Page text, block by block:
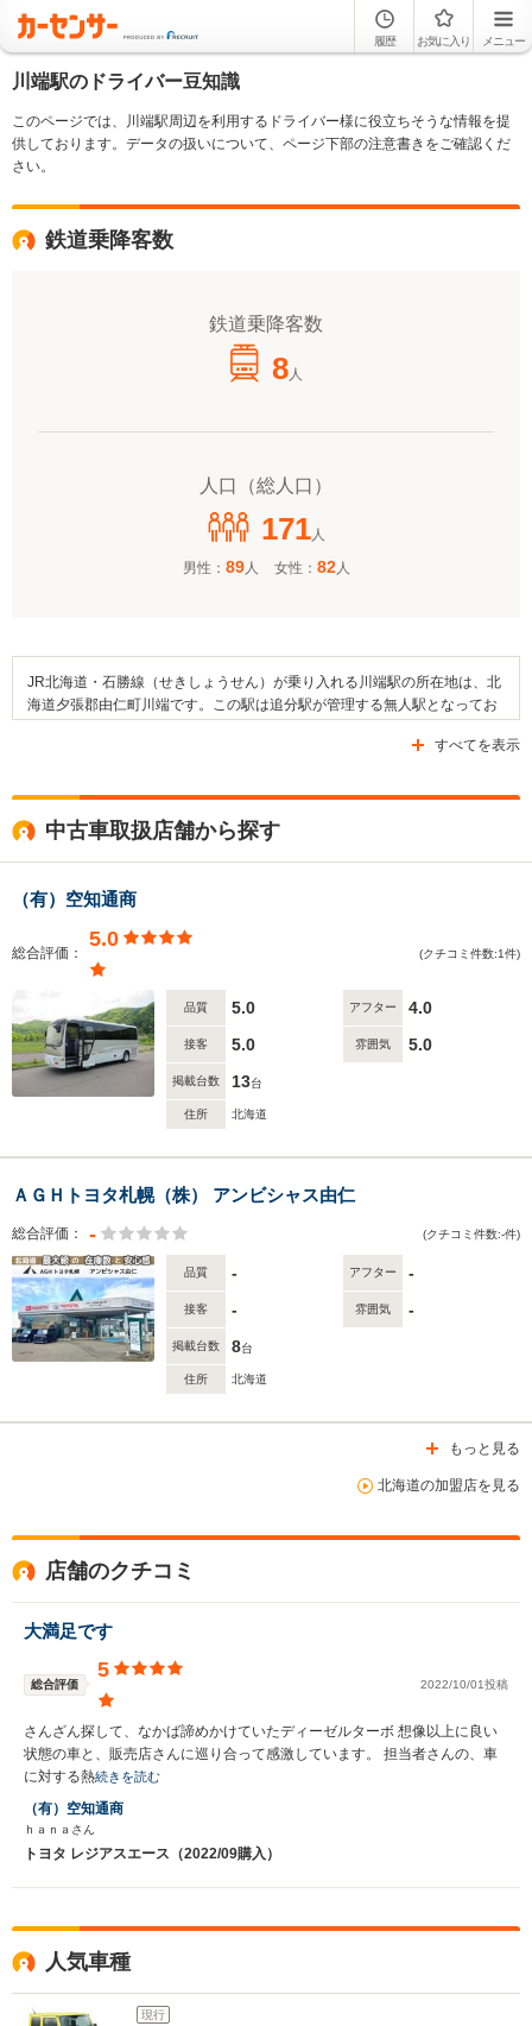
履歴 お気に入り メニュー
川端駅のドライバー豆知識
このページでは、川端駅周辺を利用するドライバー様に役立ちそうな情報を提
供しております。データの扱いについて、ページ下部の注意書きをご確認くだ
さい。
鉄道乗降客数
鉄道乗降客数
8 人
人口（総人口）
171人
男性： 89人 女性： 82人
JR北海道・石勝線（せきしょうせん）が乗り入れる川端駅の所在地は、北
海道夕張郡由仁町川端です。この駅は追分駅が管理する無人駅となってお
す。この駅と隣接している駅は、同じJR石勝線の追分駅および滝ノ上駅で
住宅などが点在しています。さらに、川端神社なども建てられています。
なお、当駅周辺のエリアを通る主要な道路としては、国道274号線や道道
462号線を挙げることができます。
すべてを表示
中古車取扱店舗から探す
（有）空知通商
総合評価：
5.0
(クチコミ件数:1件)
品質 5.0 アフター 4.0
接客 5.0 雰囲気 5.0
掲載台数 13台
住所 北海道
ＡＧＨトヨタ札幌（株） アンビシャス由仁
総合評価： - (クチコミ件数:-件)
品質 - アフター -
接客 - 雰囲気 -
掲載台数 8台
住所 北海道
もっと見る
北海道の加盟店を見る
店舗のクチコミ
大満足です
総合評価
5
2022/10/01投稿
さんざん探して、なかば諦めかけていたディーゼルターボ 想像以上に良い
状態の車と、販売店さんに巡り合って感激しています。 担当者さんの、車
に対する熱続きを読む
（有）空知通商
ｈａｎａさん
トヨタ レジアスエース（2022/09購入）
人気車種
現行